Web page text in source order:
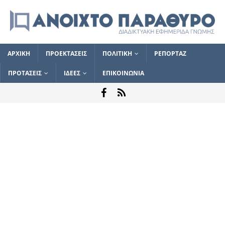
ΑΡΧΙΚΗ ΠΡΟΕΚΤΑΣΕΙΣ ΠΟΛΙΤΙΚΗ ΡΕΠΟΡΤΑΖ
ΠΡΟΤΑΣΕΙΣ ΙΔΕΕΣ ΕΠΙΚΟΙΝΩΝΙΑ